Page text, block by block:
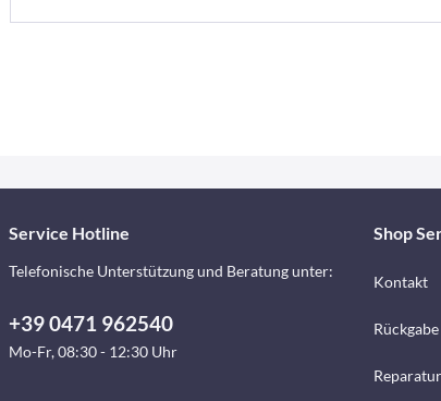
Service Hotline
Telefonische Unterstützung und Beratung unter:
+39 0471 962540
Mo-Fr, 08:30 - 12:30 Uhr
Shop
Kontakt
Rückgabe
Reparatur